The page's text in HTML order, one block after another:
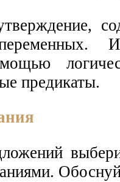
предикаты.